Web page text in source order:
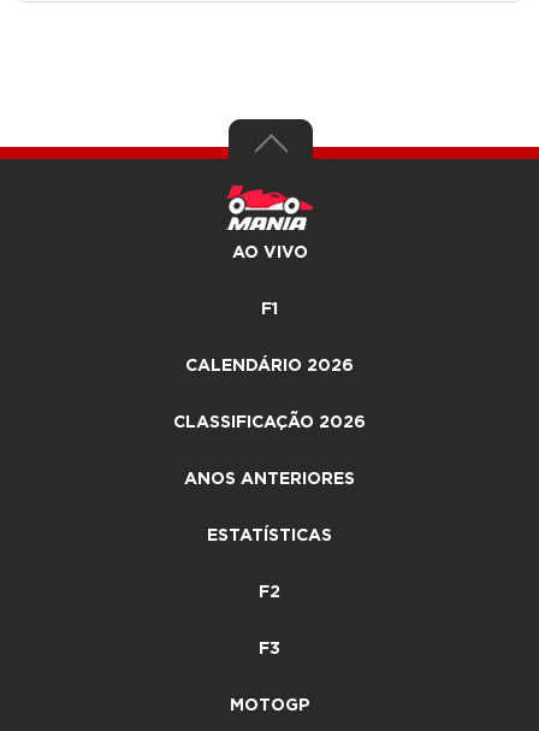
AO VIVO
F1
CALENDÁRIO 2026
CLASSIFICAÇÃO 2026
ANOS ANTERIORES
ESTATÍSTICAS
F2
F3
MOTOGP